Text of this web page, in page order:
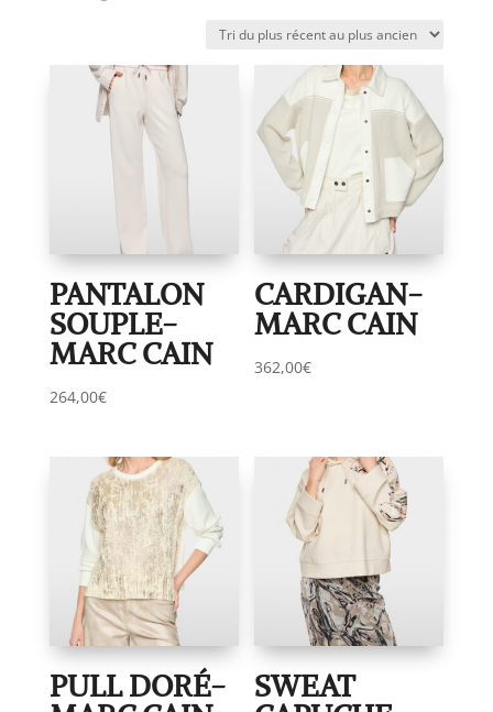
plus
récent
au
plus
ancien
PANTALON
SOUPLE-
MARC CAIN
264,00€
CARDIGAN-
MARC CAIN
362,00€
PULL DORÉ- SWEAT